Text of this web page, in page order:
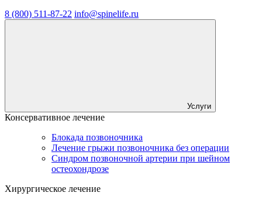
8 (800) 511-87-22 info@spinelife.ru
Услуги
Консервативное лечение
Блокада позвоночника
Лечение грыжи позвоночника без операции
Синдром позвоночной артерии при шейном
остеохондрозе
Хирургическое лечение